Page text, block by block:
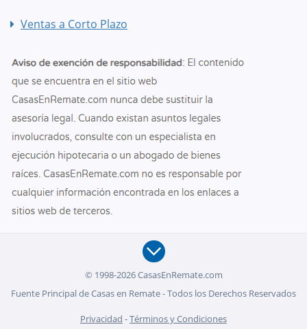
Ventas a Corto Plazo
© 1998-2026 CasasEnRemate.com
Fuente Principal de Casas en Remate - Todos los Derechos Reservados
Privacidad -Términos y Condiciones